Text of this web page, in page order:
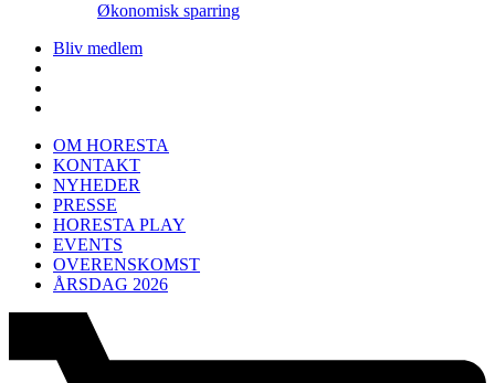
Økonomisk sparring
Bliv medlem
OM HORESTA
KONTAKT
NYHEDER
PRESSE
HORESTA PLAY
EVENTS
OVERENSKOMST
ÅRSDAG 2026